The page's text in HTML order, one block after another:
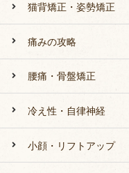
猫背矯正・姿勢矯正
痛みの攻略
腰痛・骨盤矯正
冷え性・自律神経
小顔・リフトアップ